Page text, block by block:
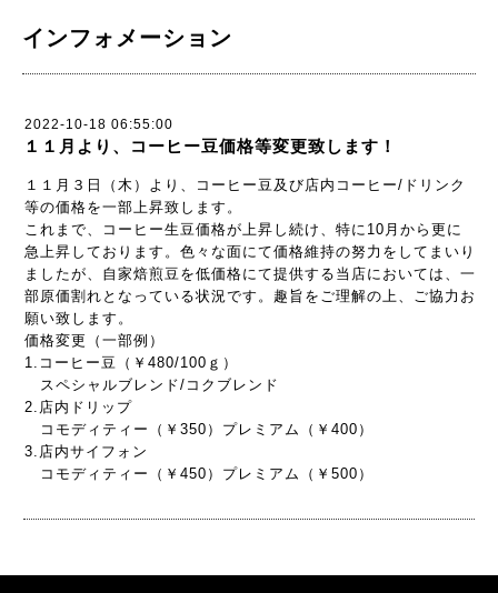
インフォメーション
2022-10-18 06:55:00
１１月より、コーヒー豆価格等変更致します！
１１月３日（木）より、コーヒー豆及び店内コーヒー/ドリンク
等の価格を一部上昇致します。
これまで、コーヒー生豆価格が上昇し続け、特に10月から更に
急上昇しております。色々な面にて価格維持の努力をしてまいり
ましたが、自家焙煎豆を低価格にて提供する当店においては、一
部原価割れとなっている状況です。趣旨をご理解の上、ご協力お
願い致します。
価格変更（一部例）
1.コーヒー豆（￥480/100ｇ）
スペシャルブレンド/コクブレンド
2.店内ドリップ
コモディティー（￥350）プレミアム（￥400）
3.店内サイフォン
コモディティー（￥450）プレミアム（￥500）